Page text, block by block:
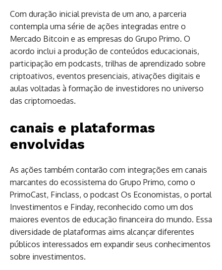
Com duração inicial prevista de um ano, a parceria
contempla uma série de ações integradas entre o
Mercado Bitcoin e as empresas do Grupo Primo. O
acordo inclui a produção de conteúdos educacionais,
participação em podcasts, trilhas de aprendizado sobre
criptoativos, eventos presenciais, ativações digitais e
aulas voltadas à formação de investidores no universo
das criptomoedas.
canais e plataformas
envolvidas
As ações também contarão com integrações em canais
marcantes do ecossistema do Grupo Primo, como o
PrimoCast, Finclass, o podcast Os Economistas, o portal
Investimentos e Finday, reconhecido como um dos
maiores eventos de educação financeira do mundo. Essa
diversidade de plataformas aims alcançar diferentes
públicos interessados em expandir seus conhecimentos
sobre investimentos.